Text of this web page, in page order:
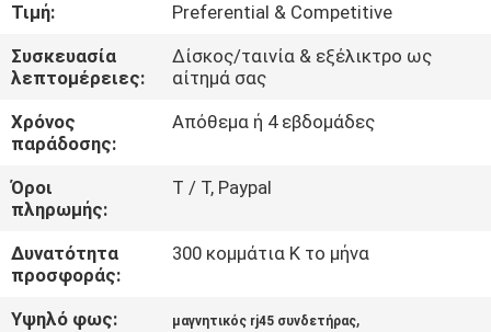
ΕΛΆΤΕ
ΣΕ
ΕΠΑΦΉ
ΜΕ
ΖΗΤΉΣΤΕ
ΈΝΑ
ΑΠΌΣΠΑΣΜΑ
Τιμή:
Preferential & Competitive
Συσκευασία
λεπτομέρειες:
Δίσκος/ταινία & εξέλικτρο ως
αίτημά σας
Χρόνος
παράδοσης:
Απόθεμα ή 4 εβδομάδες
Όροι
πληρωμής:
T / Τ, Paypal
Δυνατότητα
προσφοράς:
300 κομμάτια Κ το μήνα
Υψηλό φως: μαγνητικός rj45 συνδετήρας,